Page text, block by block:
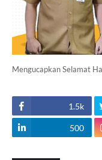
Mengucapkan Selamat
1.5k
500